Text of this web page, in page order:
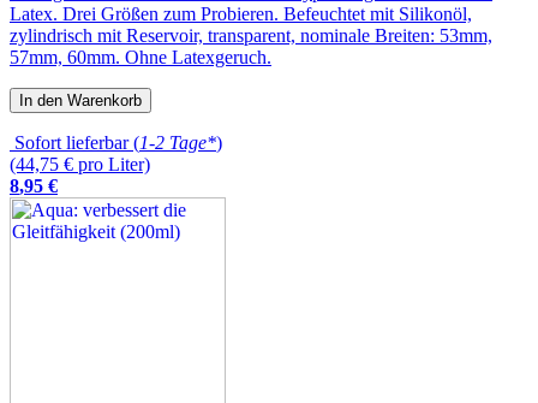
Latex. Drei Größen zum Probieren. Befeuchtet mit Silikonöl,
zylindrisch mit Reservoir, transparent, nominale Breiten: 53mm,
57mm, 60mm. Ohne Latexgeruch.
In den Warenkorb
Sofort lieferbar (1-2 Tage*)
(44,75 € pro Liter)
8,95 €